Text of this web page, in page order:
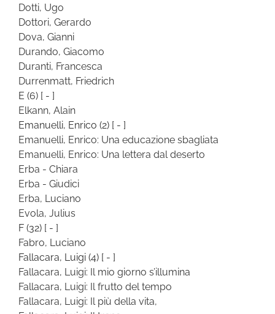
Dotti, Ugo
Dottori, Gerardo
Dova, Gianni
Durando, Giacomo
Duranti, Francesca
Durrenmatt, Friedrich
E (6) [ - ]
Elkann, Alain
Emanuelli, Enrico (2) [ - ]
Emanuelli, Enrico: Una educazione sbagliata
Emanuelli, Enrico: Una lettera dal deserto
Erba - Chiara
Erba - Giudici
Erba, Luciano
Evola, Julius
F (32) [ - ]
Fabro, Luciano
Fallacara, Luigi (4) [ - ]
Fallacara, Luigi: Il mio giorno s’illumina
Fallacara, Luigi: Il frutto del tempo
Fallacara, Luigi: Il più della vita,